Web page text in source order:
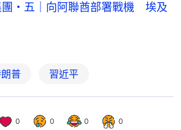
團・五｜向阿聯酋部署戰機 埃及
普 習近平
0 0 0 0